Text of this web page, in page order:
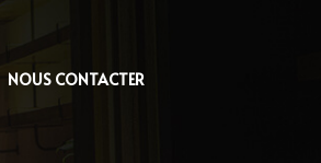
NOUS CONTACTER